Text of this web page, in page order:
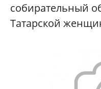
собирательный
Татарской